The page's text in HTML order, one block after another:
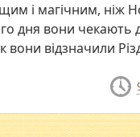
і магічним, ніж
дня вони чекають
вони відзначили